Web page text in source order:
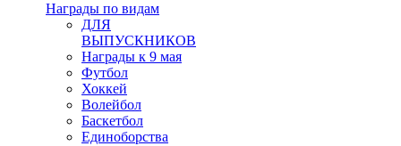
Награды по видам
ДЛЯ
ВЫПУСКНИКОВ
Награды к 9 мая
Футбол
Хоккей
Волейбол
Баскетбол
Единоборства